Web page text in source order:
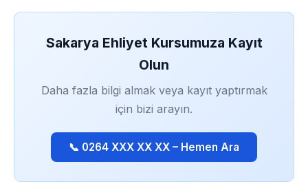
Sakarya Ehliyet Kursumuza Kayıt
Olun
Daha fazla bilgi almak veya kayıt yaptırmak
için bizi arayın.
📞 0264 XXX XX XX – Hemen Ara